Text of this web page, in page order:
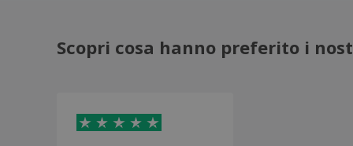
Scopri cosa hanno preferito i